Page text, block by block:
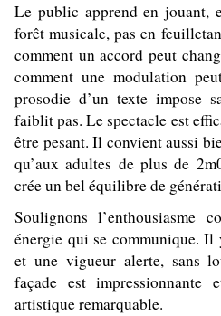
Le public apprend en jouant,
forêt musicale, pas en
comment un accord peut
comment une modulation
prosodie d’un texte impose
faiblit pas. Le spectacle est
être pesant. Il convient aussi
qu’aux adultes de plus de
crée un bel équilibre de
Soulignons l’enthousiasme
énergie qui se communique.
et une vigueur alerte, sans
façade est impressionnante
artistique remarquable.